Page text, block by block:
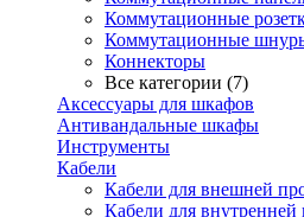
Коммутационные
Коммутационные
Коннекторы
Все категории (7)
Аксессуары для шкафов
Антивандальные шкафы
Инструменты
Кабели
Кабели для внешней
Кабели для внутренней